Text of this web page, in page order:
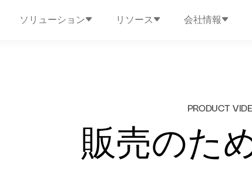
ソリューション リソース 会社情報
PRODUCT
販売のた